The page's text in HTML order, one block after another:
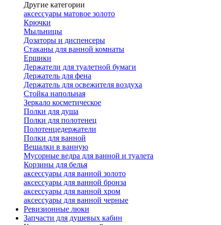
Другие категории
аксессуары матовое золото
Крючки
Мыльницы
Дозаторы и диспенсеры
Стаканы для ванной комнаты
Ершики
Держатели для туалетной бумаги
Держатель для фена
Держатель для освежителя воздуха
Стойка напольная
Зеркало косметическое
Полки для душа
Полки для полотенец
Полотенцедержатели
Полки для ванной
Вешалки в ванную
Мусорные ведра для ванной и туалета
Корзины для белья
аксессуары для ванной золото
аксессуары для ванной бронза
аксессуары для ванной хром
аксессуары для ванной черные
Ревизионные люки
Запчасти для душевых кабин